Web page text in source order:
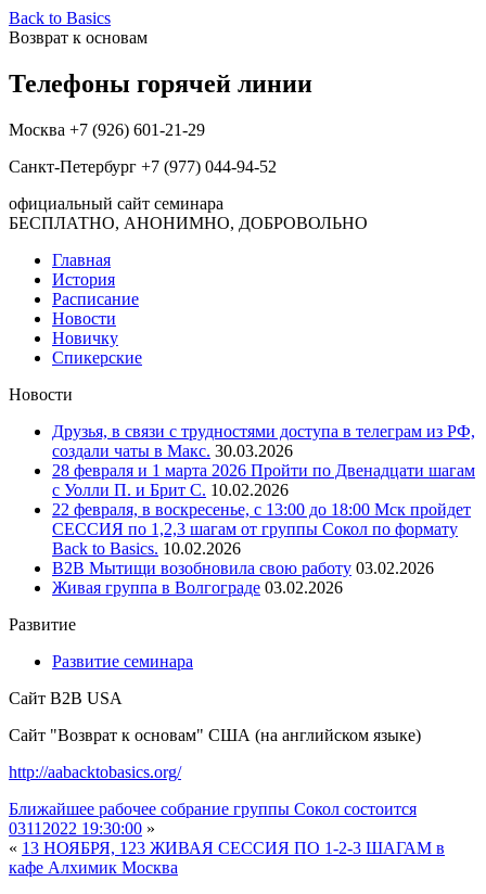
Back to Basics
Возврат к основам
Телефоны горячей линии
Москва +7 (926) 601-21-29
Санкт-Петербург +7 (977) 044-94-52
официальный сайт семинара
БЕСПЛАТНО, АНОНИМНО, ДОБРОВОЛЬНО
Главная
История
Расписание
Новости
Новичку
Спикерские
Новости
Друзья, в связи с трудностями доступа в телеграм из РФ,
создали чаты в Макс. 30.03.2026
28 февраля и 1 марта 2026 Пройти по Двенадцати шагам
с Уолли П. и Брит С. 10.02.2026
22 февраля, в воскресенье, с 13:00 до 18:00 Мск пройдет
СЕССИЯ по 1,2,3 шагам от группы Сокол по формату
Back to Basics. 10.02.2026
В2В Мытищи возобновила свою работу 03.02.2026
Живая группа в Волгограде 03.02.2026
Развитие
Развитие семинара
Сайт B2B USA
Сайт "Возврат к основам" США (на английском языке)
http://aabacktobasics.org/
Ближайшее рабочее собрание группы Сокол состоится
03112022 19:30:00 »
« 13 НОЯБРЯ, 123 ЖИВАЯ СЕССИЯ ПО 1-2-3 ШАГАМ в
кафе Алхимик Москва